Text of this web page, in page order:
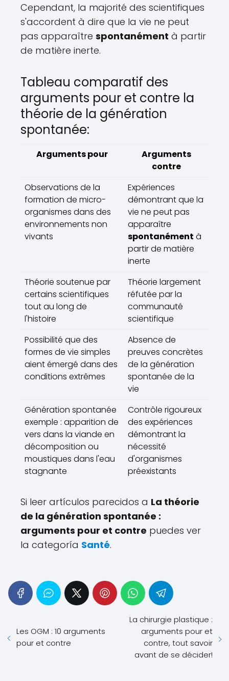
Cependant, la majorité des scientifiques
s'accordent à dire que la vie ne peut
pas apparaître spontanément à partir
de matière inerte.
Tableau comparatif des
arguments pour et contre la
théorie de la génération
spontanée:
Arguments pour
Arguments
contre
Observations de la
formation de micro-
organismes dans des
environnements non
vivants
Expériences
démontrant que la
vie ne peut pas
apparaître
spontanément à
partir de matière
inerte
Théorie soutenue par
certains scientifiques
tout au long de
l'histoire
Théorie largement
réfutée par la
communauté
scientifique
Possibilité que des
formes de vie simples
aient émergé dans des
conditions extrêmes
Absence de
preuves concrètes
de la génération
spontanée de la
vie
Génération spontanée
exemple : apparition de
vers dans la viande en
décomposition ou
moustiques dans l'eau
stagnante
Contrôle rigoureux
des expériences
démontrant la
nécessité
d'organismes
préexistants
Si leer artículos parecidos a La théorie
de la génération spontanée :
arguments pour et contre puedes ver
la categoría Santé.
Les OGM : 10 arguments
pour et contre
La chirurgie plastique :
arguments pour et
contre, tout savoir
avant de se décider!